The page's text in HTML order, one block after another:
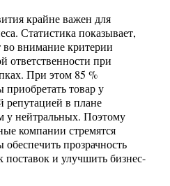
крайне важен для
Статистика показывает,
внимание критерии
ответственности при
При этом 85 %
товар у
репутацией в плане
у нейтральных. Поэтому
компании стремятся
прозрачность
поставок и улучшить бизнес-